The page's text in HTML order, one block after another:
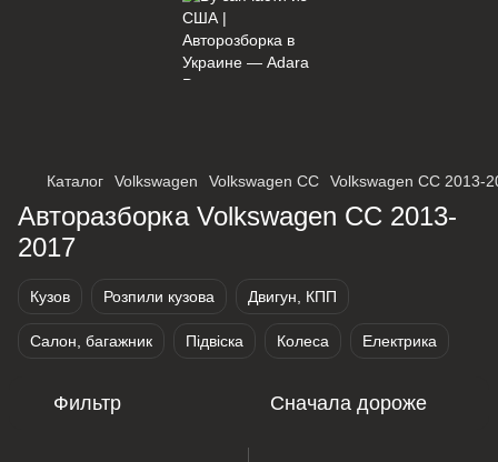
Оберіть мережу для переходу
Каталог Volkswagen Volkswagen CC Volkswagen CC 2013-
Авторазборка Volkswagen CC 2013-
2017
Кузов Розпили кузова Двигун, КПП
Салон, багажник Підвіска Колеса Електрика
Фильтр Сначала дороже